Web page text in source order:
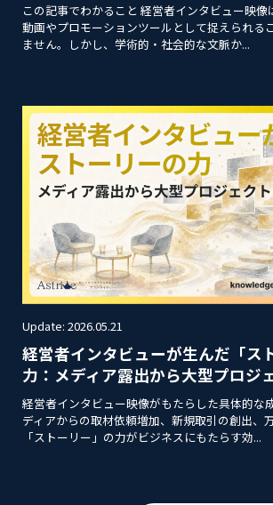
この記事でわかること 経営者インタビュー映
動画やプロモーションツールとして捉えられる
ません。しかし、学術的・社会的な文脈か...
Update: 2026.05.21
経営者インタビューが生んだ「ス
力：メディア露出から大型プロジ
経営者インタビュー映像がもたらした具体的な
ディアからの取材依頼増加、新規取引の創出、
「ストーリー」の力がビジネスにもたらす効...